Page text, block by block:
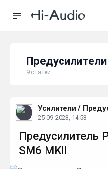
Предусилители
9 статей
Усилители /
25-09-2023, 14:53
Предусилитель
SM6 MKII